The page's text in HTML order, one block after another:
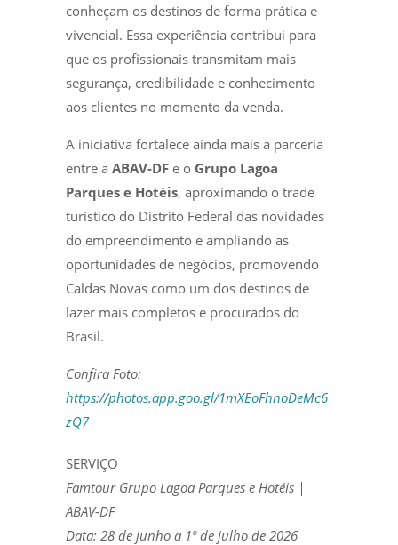
conheçam os destinos de forma prática e
vivencial. Essa experiência contribui para
que os profissionais transmitam mais
segurança, credibilidade e conhecimento
aos clientes no momento da venda.
A iniciativa fortalece ainda mais a parceria
entre a ABAV-DF e o Grupo Lagoa
Parques e Hotéis, aproximando o trade
turístico do Distrito Federal das novidades
do empreendimento e ampliando as
oportunidades de negócios, promovendo
Caldas Novas como um dos destinos de
lazer mais completos e procurados do
Brasil.
Confira Foto:
https://photos.app.goo.gl/1mXEoFhnoDeMc6
zQ7
SERVIÇO
Famtour Grupo Lagoa Parques e Hotéis |
ABAV-DF
Data: 28 de junho a 1º de julho de 2026